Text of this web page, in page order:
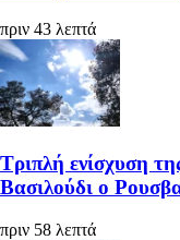
πριν 43 λεπτά
Τριπλή ενίσχυση
Βασιλούδι ο
πριν 58 λεπτά